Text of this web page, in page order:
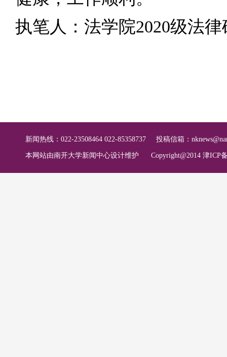
执笔人：法学院2020级法
新闻热线：022-23508464 022-85358737 投稿信箱：
本网站由南开大学新闻中心设计维护 Copyright@2014 津ICP